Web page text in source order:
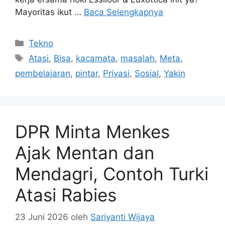
Mayoritas ikut … Baca Selengkapnya
Kategori
Tekno
Tag
Atasi, Bisa, kacamata, masalah, Meta,
pembelajaran, pintar, Privasi, Sosial, Yakin
DPR Minta Menkes
Ajak Mentan dan
Mendagri, Contoh Turki
Atasi Rabies
23 Juni 2026 oleh Sariyanti Wijaya